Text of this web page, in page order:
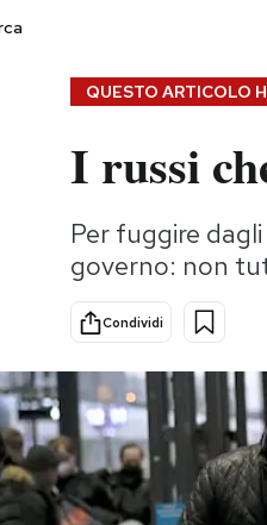
Consumismi
Storie/Idee
Ok Boomer!
Media
Europa
Altrecose
Mondiali calcio 2026
QUESTO ARTICOLO
I russi
Per fuggire
governo: non
Condividi